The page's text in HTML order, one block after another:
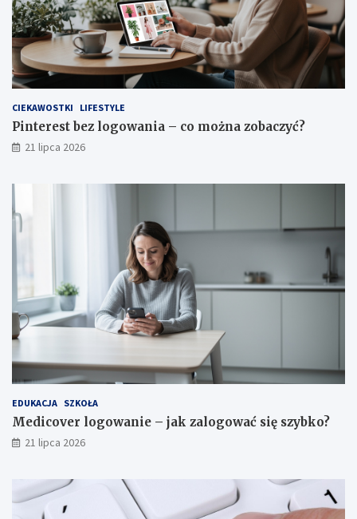
CIEKAWOSTKI LIFESTYLE
Pinterest bez logowania – co można zobaczyć?
21 lipca 2026
EDUKACJA SZKOŁA
Medicover logowanie – jak zalogować się szybko?
21 lipca 2026